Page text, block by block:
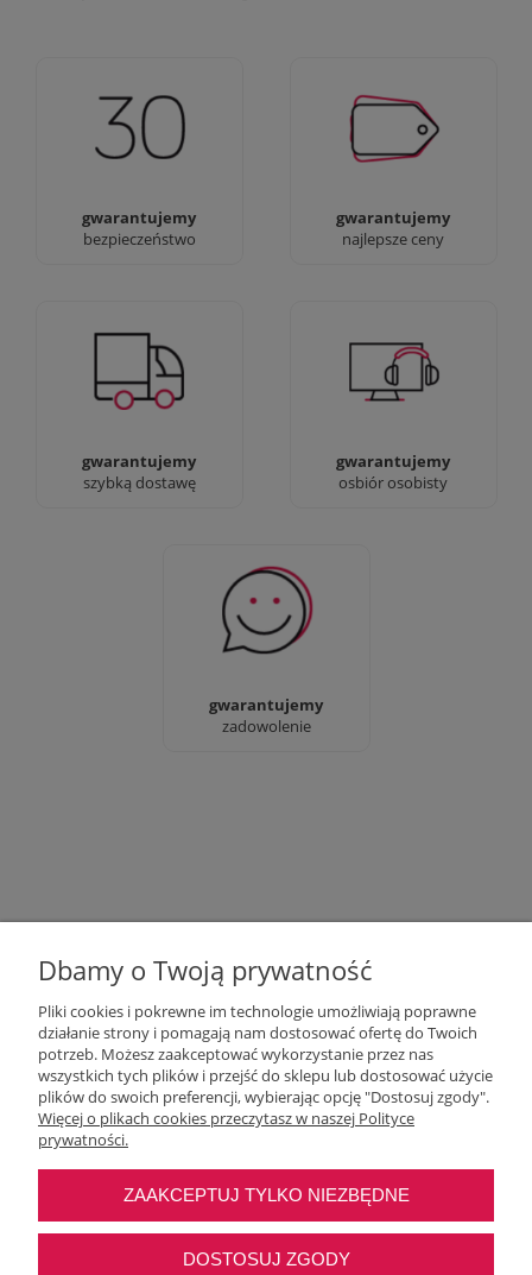
gwarantujemy
bezpieczeństwo
Jesteśmy firmą z 30-
gwarantujemy
najlepsze ceny
Ciężko pracujemy aby
zapewnić najlepsze
gwarantujemy
szybką dostawę
90% dostaw następnego
dnia, bez dopłat!
gwarantujemy
osbiór osobisty
Jesteśmy prawdziwi :)
możesz przyjść i
gwarantujemy
zadowolenie
Sprawdź nasze 100%
zadowolenia Klientów
Moje konto
Najczęstsze pytania
Dbamy o Twoją prywatność
Pliki cookies i pokrewne im technologie umożliwiają poprawne
działanie strony i pomagają nam dostosować ofertę do Twoich
potrzeb. Możesz zaakceptować wykorzystanie przez nas
wszystkich tych plików i przejść do sklepu lub dostosować użycie
plików do swoich preferencji, wybierając opcję "Dostosuj zgody".
Więcej o plikach cookies przeczytasz w naszej Polityce
prywatności.
ZAAKCEPTUJ TYLKO NIEZBĘDNE
DOSTOSUJ ZGODY